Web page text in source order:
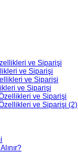
ve Siparişi
ve Siparişi
ve Siparişi
ve Siparişi
ve Siparişi
ve Siparişi (2)